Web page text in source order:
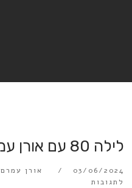
לילה 80 עם אורן עמרם 280
03/06/2024 אורן עמרם
לתגובות